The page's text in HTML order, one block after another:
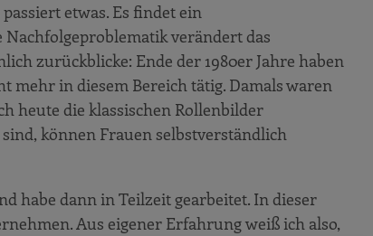
etwas. Es findet ein
verändert das
zurückblicke: Ende der 1980er Jahre haben
mehr in diesem Bereich tätig. Damals waren
heute die klassischen Rollenbilder
können Frauen selbstverständlich
habe dann in Teilzeit gearbeitet. In dieser
Aus eigener Erfahrung weiß ich also,